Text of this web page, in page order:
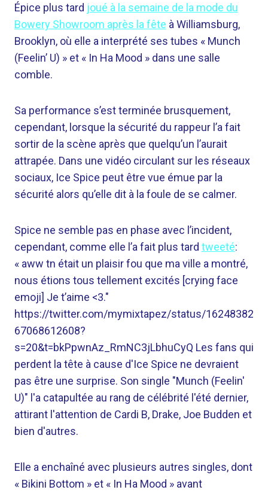
Épice plus tard joué à la semaine de la mode du
Bowery Showroom après la fête à Williamsburg,
Brooklyn, où elle a interprété ses tubes « Munch
(Feelin’ U) » et « In Ha Mood » dans une salle
comble.
Sa performance s’est terminée brusquement,
cependant, lorsque la sécurité du rappeur l’a fait
sortir de la scène après que quelqu’un l’aurait
attrapée. Dans une vidéo circulant sur les réseaux
sociaux, Ice Spice peut être vue émue par la
sécurité alors qu’elle dit à la foule de se calmer.
Spice ne semble pas en phase avec l’incident,
cependant, comme elle l’a fait plus tard tweeté:
« aww tn était un plaisir fou que ma ville a montré,
nous étions tous tellement excités [crying face
emoji] Je t’aime <3."
https://twitter.com/mymixtapez/status/16248382
67068612608?
s=20&t=bkPpwnAz_RmNC3jLbhuCyQ Les fans qui
perdent la tête à cause d'Ice Spice ne devraient
pas être une surprise. Son single "Munch (Feelin'
U)" l'a catapultée au rang de célébrité l'été dernier,
attirant l'attention de Cardi B, Drake, Joe Budden et
bien d'autres.
Elle a enchaîné avec plusieurs autres singles, dont
« Bikini Bottom » et « In Ha Mood » avant